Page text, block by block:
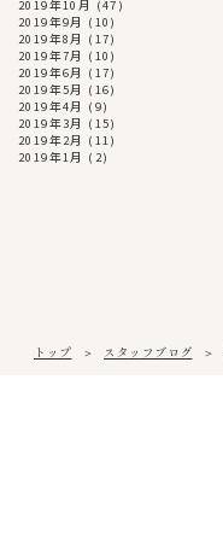
2019年10月 (47)
2019年9月 (10)
2019年8月 (17)
2019年7月 (10)
2019年6月 (17)
2019年5月 (16)
2019年4月 (9)
2019年3月 (15)
2019年2月 (11)
2019年1月 (2)
トップ スタッフブログ